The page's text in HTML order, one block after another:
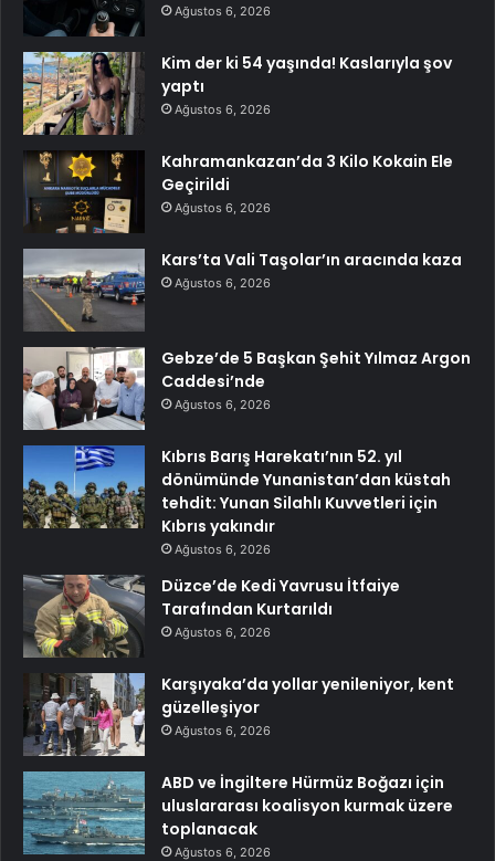
Ağustos 6, 2026
Kim der ki 54 yaşında! Kaslarıyla şov
yaptı
Ağustos 6, 2026
Kahramankazan’da 3 Kilo Kokain Ele
Geçirildi
Ağustos 6, 2026
Kars’ta Vali Taşolar’ın aracında kaza
Ağustos 6, 2026
Gebze’de 5 Başkan Şehit Yılmaz Argon
Caddesi’nde
Ağustos 6, 2026
Kıbrıs Barış Harekatı’nın 52. yıl
dönümünde Yunanistan’dan küstah
tehdit: Yunan Silahlı Kuvvetleri için
Kıbrıs yakındır
Ağustos 6, 2026
Düzce’de Kedi Yavrusu İtfaiye
Tarafından Kurtarıldı
Ağustos 6, 2026
Karşıyaka’da yollar yenileniyor, kent
güzelleşiyor
Ağustos 6, 2026
ABD ve İngiltere Hürmüz Boğazı için
uluslararası koalisyon kurmak üzere
toplanacak
Ağustos 6, 2026